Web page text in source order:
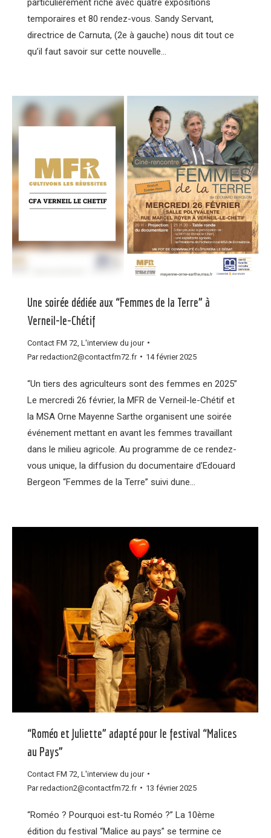
temporaires et 80 rendez-vous. Sandy Servant,
directrice de Carnuta, (2e à gauche) nous dit tout ce
qu’il faut savoir sur cette nouvelle…
Une soirée dédiée aux “Femmes de la Terre” à
Verneil-le-Chétif
Contact FM 72 L'interview du jour
Parredaction2@contactfm72.fr 14 février 2025
“Un tiers des agriculteurs sont des femmes en 2025”
Le mercredi 26 février, la MFR de Verneil-le-Chétif et
la MSA Orne Mayenne Sarthe organisent une soirée
événement mettant en avant les femmes travaillant
dans le milieu agricole. Au programme de ce rendez-
vous unique, la diffusion du documentaire d’Edouard
Bergeon “Femmes de la Terre” suivi dune…
“Roméo et Juliette” adapté pour le festival “Malices
au Pays”
Contact FM 72 L'interview du jour
Parredaction2@contactfm72.fr 13 février 2025
“Roméo ? Pourquoi est-tu Roméo ?” La 10ème
édition du festival “Malice au pays” se termine ce